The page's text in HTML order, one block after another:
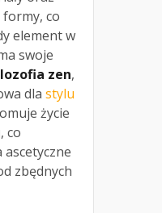
co
element w
swoje
zen,
dla stylu
życie
co
ascetyczne
zbędnych